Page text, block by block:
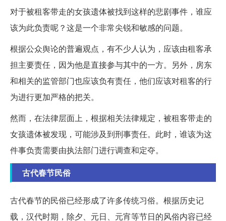
对于被租客带走的女孩遗体被找到这样的悲剧事件，谁应
该为此负责呢？这是一个非常尖锐和敏感的问题。
根据公众舆论的普遍观点，有不少人认为，应该由租客承
担主要责任，因为他是直接参与其中的一方。另外，房东
和相关的监管部门也应该负有责任，他们应该对租客的行
为进行更加严格的把关。
然而，在法律层面上，根据相关法律规定，被租客带走的
女孩遗体被发现，可能涉及到刑事责任。此时，谁该为这
件事负责需要由执法部门进行调查和定夺。
古代春节民俗
古代春节的民俗已经形成了许多传统习俗。根据历史记
载，汉代时期，除夕、元日、元宵等节日的风俗内容已经